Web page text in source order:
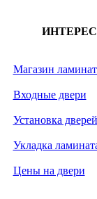
Магазин
Входные двери
Установка дверей
Укладка
Цены на двери